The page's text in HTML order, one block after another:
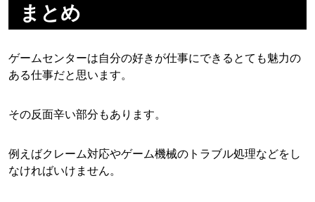
まとめ
ゲームセンターは自分の好きが仕事にできるとても魅力の
ある仕事だと思います。
その反面辛い部分もあります。
例えばクレーム対応やゲーム機械のトラブル処理などをし
なければいけません。